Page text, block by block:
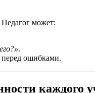
может:
.
перед ошибками.
каждого